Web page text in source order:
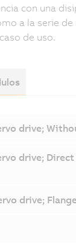
con una
a la serie
de uso.
drive;
drive;
drive;